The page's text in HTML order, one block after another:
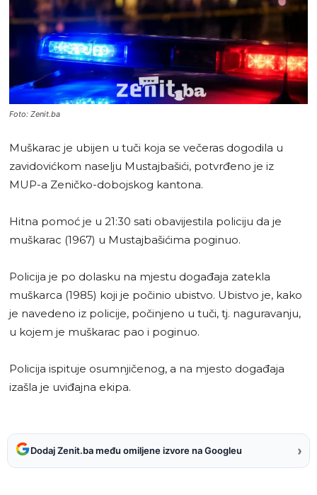
Foto: Zenit.ba
Muškarac je ubijen u tuči koja se večeras dogodila u
zavidovićkom naselju Mustajbašići, potvrđeno je iz
MUP-a Zeničko-dobojskog kantona.
Hitna pomoć je u 21:30 sati obavijestila policiju da je
muškarac (1967) u Mustajbašićima poginuo.
Policija je po dolasku na mjestu događaja zatekla
muškarca (1985) koji je počinio ubistvo. Ubistvo je, kako
je navedeno iz policije, počinjeno u tuči, tj. naguravanju,
u kojem je muškarac pao i poginuo.
Policija ispituje osumnjičenog, a na mjesto događaja
izašla je uviđajna ekipa.
Dodaj Zenit.ba među omiljene izvore na Googleu ›